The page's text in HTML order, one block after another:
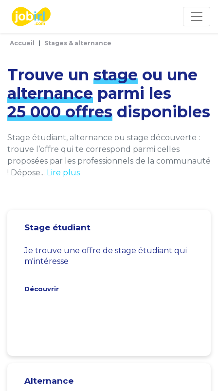
Accueil Stages & alternance
Trouve un stage ou une
alternance parmi les
25 000 offres disponibles
Stage étudiant, alternance ou stage découverte :
trouve l’offre qui te correspond parmi celles
proposées par les professionnels de la communauté
! Dépose... Lire plus
Stage étudiant
Je trouve une offre de stage étudiant qui
m'intéresse
Découvrir
Alternance
Panneau de gestion des cookies